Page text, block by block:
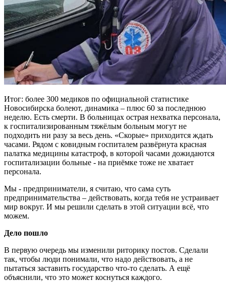
Итог: более 300 медиков по официальной статистике
Новосибирска болеют, динамика – плюс 60 за последнюю
неделю. Есть смерти. В больницах острая нехватка персонала,
к госпитализированным тяжёлым больным могут не
подходить ни разу за весь день. «Скорые» приходится ждать
часами. Рядом с ковидным госпиталем развёрнута красная
палатка медицины катастроф, в которой часами дожидаются
госпитализации больные - на приёмке тоже не хватает
персонала.
Мы - предприниматели, я считаю, что сама суть
предпринимательства – действовать, когда тебя не устраивает
мир вокруг. И мы решили сделать в этой ситуации всё, что
можем.
Дело пошло
В первую очередь мы изменили риторику постов. Сделали
так, чтобы люди понимали, что надо действовать, а не
пытаться заставить государство что-то сделать. А ещё
объяснили, что это может коснуться каждого.